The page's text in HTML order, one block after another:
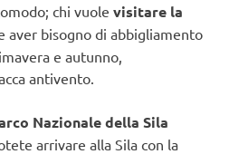
chi vuole visitare la
aver bisogno di abbigliamento
e autunno,
antivento.
Nazionale della Sila
arrivare alla Sila con la